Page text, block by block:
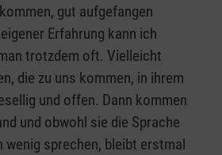
gut aufgefangen
Erfahrung kann ich
trotzdem oft. Vielleicht
die zu uns kommen, in ihrem
und offen. Dann kommen
und obwohl sie die Sprache
sprechen, bleibt erstmal